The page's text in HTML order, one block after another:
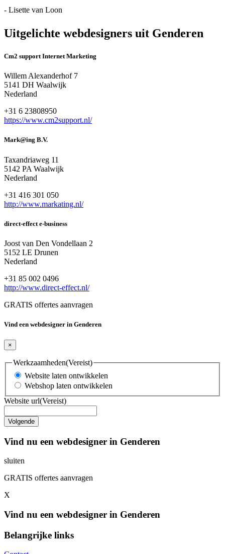
- Lisette van Loon
Uitgelichte webdesigners uit Genderen
Cm2 support Internet Marketing
Willem Alexanderhof 7
5141 DH Waalwijk
Nederland
+31 6 23808950
https://www.cm2support.nl/
Mark@ing B.V.
Taxandriaweg 11
5142 PA Waalwijk
Nederland
+31 416 301 050
http://www.markating.nl/
direct-effect e-business
Joost van Den Vondellaan 2
5152 LE Drunen
Nederland
+31 85 002 0496
http://www.direct-effect.nl/
GRATIS offertes aanvragen
Vind een webdesigner in Genderen
×
Werkzaamheden(Vereist)
Website laten ontwikkelen
Webshop laten ontwikkelen
Website url(Vereist)
Vind nu een webdesigner in Genderen
sluiten
GRATIS offertes aanvragen
X
Vind nu een webdesigner in Genderen
Belangrijke links